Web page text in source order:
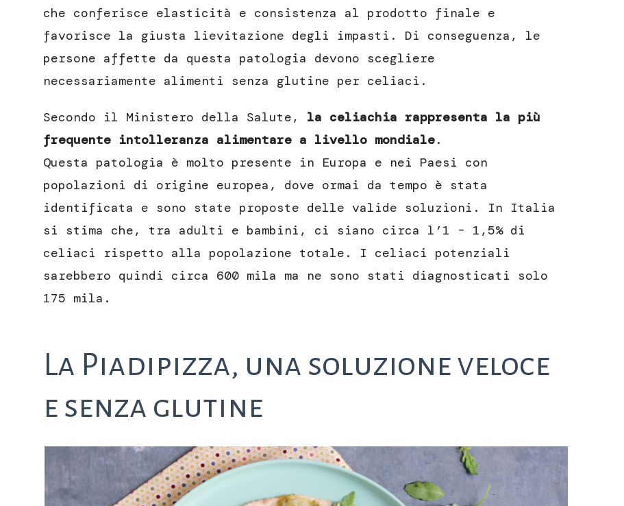
che conferisce elasticità e consistenza al prodotto finale e
favorisce la giusta lievitazione degli impasti. Di conseguenza, le
persone affette da questa patologia devono scegliere
necessariamente alimenti senza glutine per celiaci.
Secondo il Ministero della Salute, la celiachia rappresenta la più
frequente intolleranza alimentare a livello mondiale.
Questa patologia è molto presente in Europa e nei Paesi con
popolazioni di origine europea, dove ormai da tempo è stata
identificata e sono state proposte delle valide soluzioni. In Italia
si stima che, tra adulti e bambini, ci siano circa l’1 – 1,5% di
celiaci rispetto alla popolazione totale. I celiaci potenziali
sarebbero quindi circa 600 mila ma ne sono stati diagnosticati solo
175 mila.
La Piadipizza, una soluzione veloce
e senza glutine